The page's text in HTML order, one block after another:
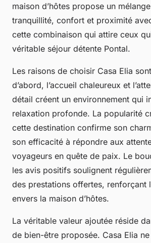
maison d’hôtes propose un
tranquillité, confort et proximité
cette combinaison qui attire ceux
véritable séjour détente Pontal.
Les raisons de choisir Casa Elia
d’abord, l’accueil chaleureux et
détail créent un environnement qui
relaxation profonde. La popularité
cette destination confirme son
son efficacité à répondre aux
voyageurs en quête de paix. Le
les avis positifs soulignent
des prestations offertes, renforçant
envers la maison d’hôtes.
La véritable valeur ajoutée réside
de bien-être proposée. Casa Elia